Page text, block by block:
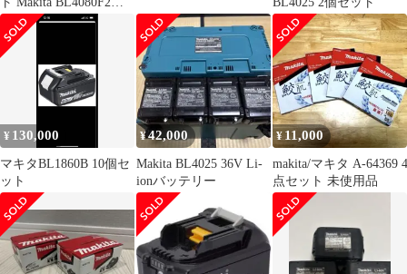
セット
¥ 130,000
マキタBL1860B 10個セ
ット
¥42,000
Makita BL4025 36V Li-
ionバッテリー
¥ 11,000
makita/マキタ A-64369 4
点セット 未使用品